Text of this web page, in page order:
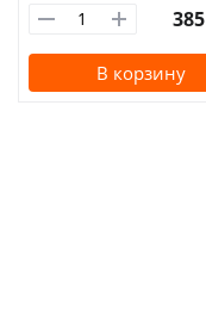
385
В корзину